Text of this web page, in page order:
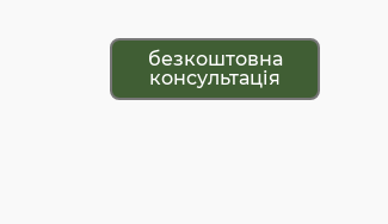
безкоштовна
консультація